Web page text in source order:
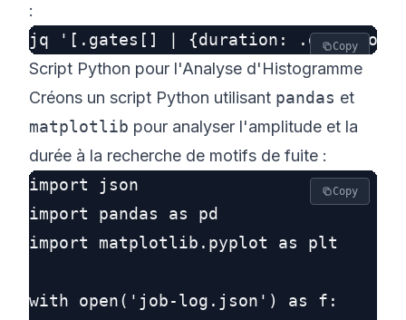
:
Copy
Script Python pour l'Analyse d'Histogramme
Créons un script Python utilisant pandas et
matplotlib pour analyser l'amplitude et la
durée à la recherche de motifs de fuite :
import json
import pandas as pd
import matplotlib.pyplot as plt
with open('job-log.json') as f:
Copy